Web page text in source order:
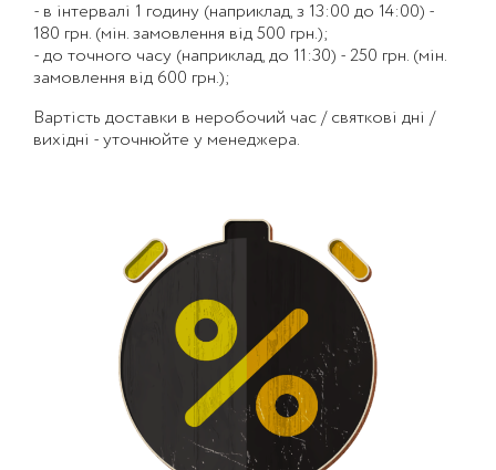
- в інтервалі 1 годину (наприклад, з 13:00 до 14:00) -
180 грн. (мін. замовлення від 500 грн.);
- до точного часу (наприклад, до 11:30) - 250 грн. (мін.
замовлення від 600 грн.);
Вартість доставки в неробочий час / святкові дні /
вихідні - уточнюйте у менеджера.